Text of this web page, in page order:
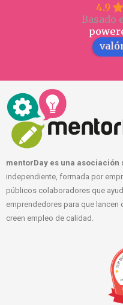
4.9
Basado
mentorDay es una asociación
independiente, formada por
públicos colaboradores que
emprendedores para que
creen empleo de calidad.